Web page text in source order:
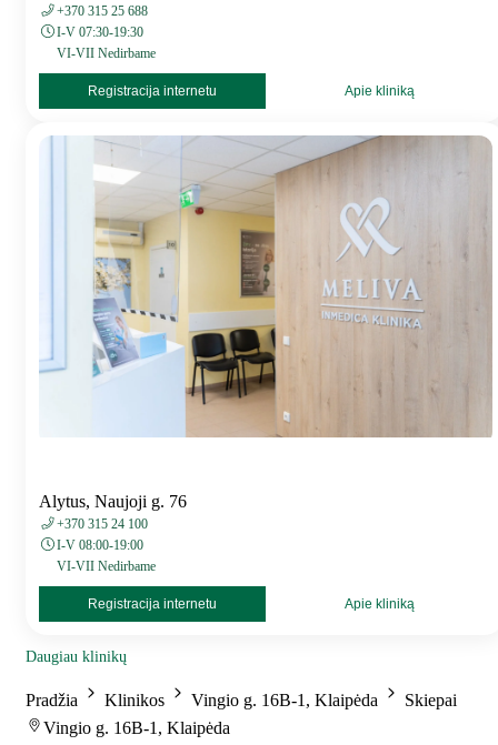
+370 315 25 688
I-V 07:30-19:30
VI-VII Nedirbame
Registracija internetu Apie kliniką
Alytus, Naujoji g. 76
+370 315 24 100
I-V 08:00-19:00
VI-VII Nedirbame
Registracija internetu Apie kliniką
Daugiau klinikų
Pradžia Klinikos Vingio g. 16B-1, Klaipėda
Skiepai
Vingio g. 16B-1, Klaipėda